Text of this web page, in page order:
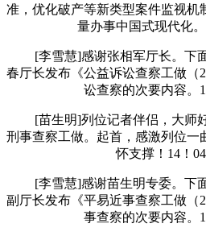
准，优化破产等新类型案件监视机
量办事中国式现代化。
[李雪慧]感谢张相军厅长。下面
春厅长发布《公益诉讼查察工做（
讼查察的次要内容。
[苗生明]列位记者伴侣，大师好
刑事查察工做。起首，感激列位一
怀支撑！14！04
[李雪慧]感谢苗生明专委。下
副厅长发布《平易近事查察工做（
事查察的次要内容。